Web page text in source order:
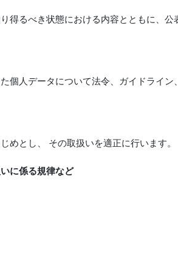
得るべき状態における内容とともに、
個人データについて法令、ガイドライ
めとし、 その取扱いを適正に行います。
に係る規律など